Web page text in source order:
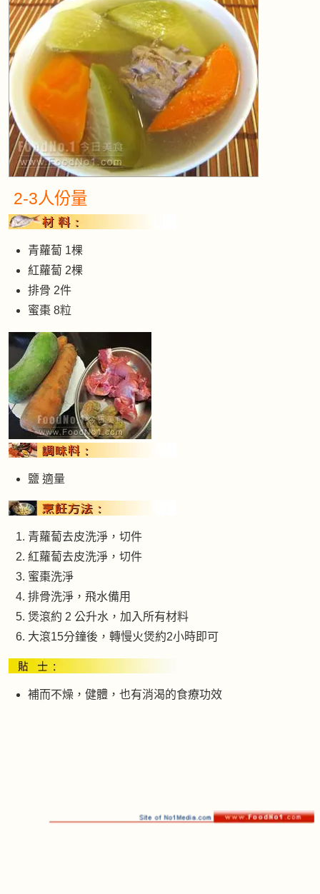
2-3人份量
青蘿蔔 1棵
紅蘿蔔 2棵
排骨 2件
蜜棗 8粒
鹽 適量
青蘿蔔去皮洗淨，切件
紅蘿蔔去皮洗淨，切件
蜜棗洗淨
排骨洗淨，飛水備用
煲滾約 2 公升水，加入所有材料
大滾15分鐘後，轉慢火煲約2小時即可
補而不燥，健體，也有消渴的食療功效